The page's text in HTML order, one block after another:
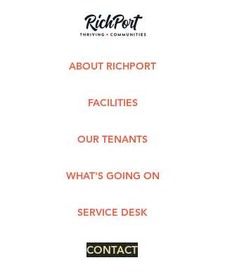
ABOUT RICHPORT
FACILITIES
OUR TENANTS
WHAT'S GOING ON
SERVICE DESK
CONTACT